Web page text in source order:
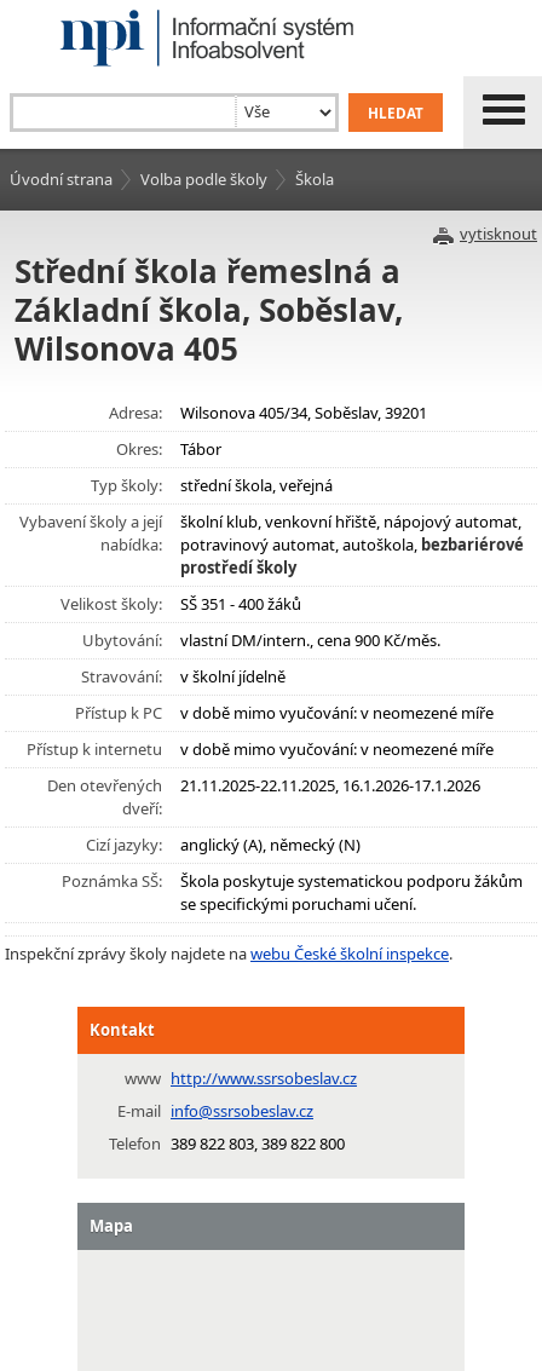
Úvodní strana Volba podle školy Škola
vytisknout
Střední škola řemeslná a
Základní škola, Soběslav,
Wilsonova 405
Adresa:
Wilsonova 405/34, Soběslav, 39201
Okres:
Tábor
Typ školy:
střední škola, veřejná
Vybavení školy a její
nabídka:
školní klub, venkovní hřiště, nápojový automat,
potravinový automat, autoškola, bezbariérové
prostředí školy
Velikost školy:
SŠ 351 - 400 žáků
Ubytování:
vlastní DM/intern., cena 900 Kč/měs.
Stravování:
v školní jídelně
Přístup k PC
v době mimo vyučování: v neomezené míře
Přístup k internetu
v době mimo vyučování: v neomezené míře
Den otevřených
dveří:
21.11.2025-22.11.2025, 16.1.2026-17.1.2026
Cizí jazyky:
anglický (A), německý (N)
Poznámka SŠ:
Škola poskytuje systematickou podporu žákům
se specifickými poruchami učení.
Inspekční zprávy školy najdete nawebu České školní inspekce.
Kontakt
www http://www.ssrsobeslav.cz
E-mail info@ssrsobeslav.cz
Telefon 389 822 803, 389 822 800
Mapa